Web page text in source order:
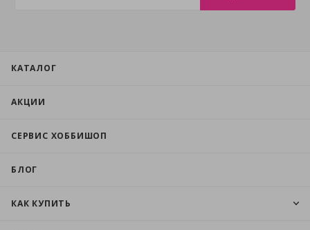
КАТАЛОГ
АКЦИИ
СЕРВИС ХОББИШОП
БЛОГ
КАК КУПИТЬ